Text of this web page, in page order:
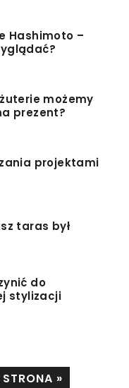
Hashimoto –
możemy
prezent?
projektami
taras był
do
stylizacji
»